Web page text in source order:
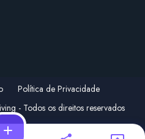
Política de Privacidade
- Todos os direitos reservados
add